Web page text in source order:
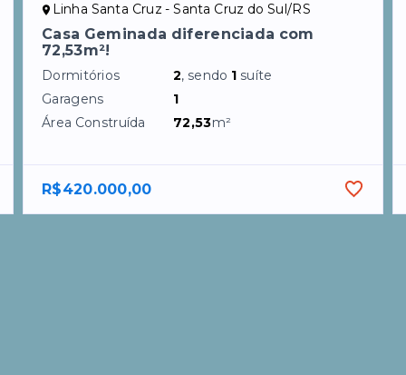
Linha Santa Cruz - Santa Cruz do Sul/RS
Casa Geminada diferenciada com
72,53m²!
Dormitórios 2, sendo 1 suíte
Garagens
1
Área Construída
72,53m²
R$420.000,00